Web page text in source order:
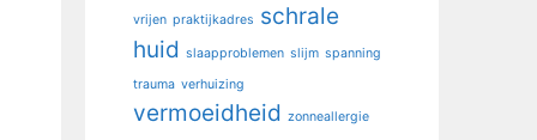
vrijen praktijkadres schrale
huid slaapproblemen slijm spanning
trauma verhuizing
vermoeidheid zonneallergie